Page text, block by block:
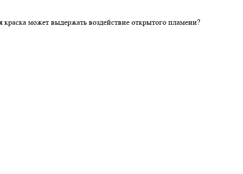
может выдержать воздействие открытого пламени?